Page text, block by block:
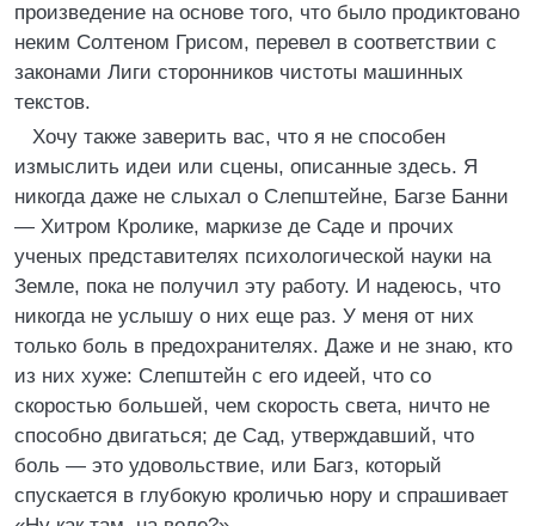
произведение на основе того, что было продиктовано
неким Солтеном Грисом, перевел в соответствии с
законами Лиги сторонников чистоты машинных
текстов.
Хочу также заверить вас, что я не способен
измыслить идеи или сцены, описанные здесь. Я
никогда даже не слыхал о Слепштейне, Багзе Банни
— Хитром Кролике, маркизе де Саде и прочих
ученых представителях психологической науки на
Земле, пока не получил эту работу. И надеюсь, что
никогда не услышу о них еще раз. У меня от них
только боль в предохранителях. Даже и не знаю, кто
из них хуже: Слепштейн с его идеей, что со
скоростью большей, чем скорость света, ничто не
способно двигаться; де Сад, утверждавший, что
боль — это удовольствие, или Багз, который
спускается в глубокую кроличью нору и спрашивает